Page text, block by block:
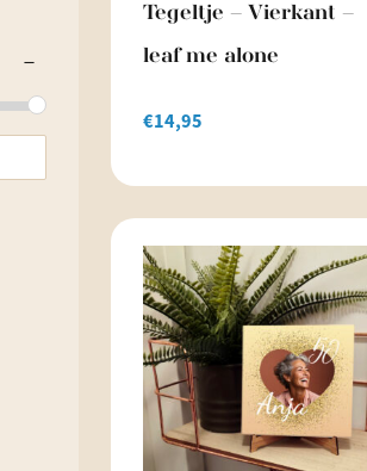
Tegeltje – Vierkant –
leaf me alone
€14,95